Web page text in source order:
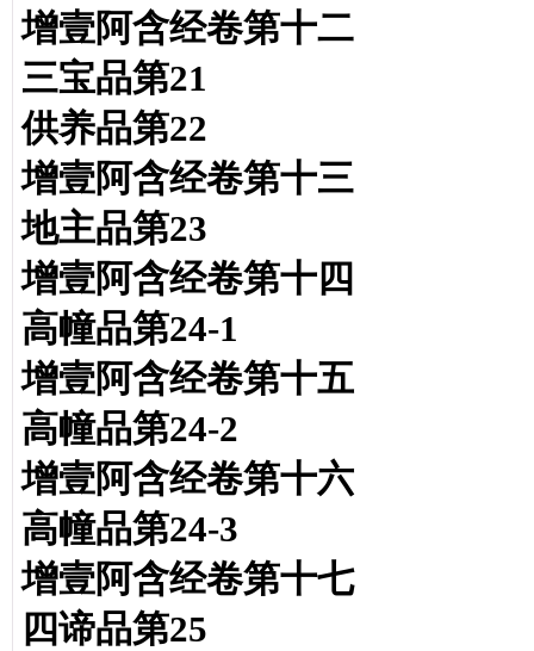
增壹阿含经卷第十二
三宝品第21
供养品第22
增壹阿含经卷第十三
地主品第23
增壹阿含经卷第十四
高幢品第24-1
增壹阿含经卷第十五
高幢品第24-2
增壹阿含经卷第十六
高幢品第24-3
增壹阿含经卷第十七
四谛品第25